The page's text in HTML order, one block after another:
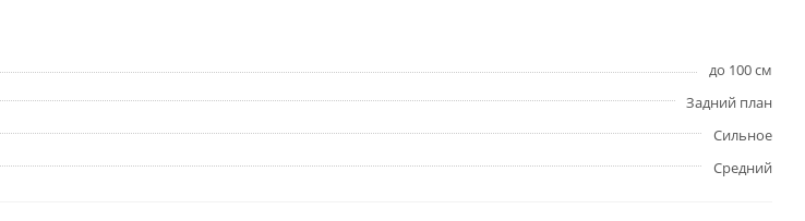
до 100 см
Задний план
Сильное
Средний